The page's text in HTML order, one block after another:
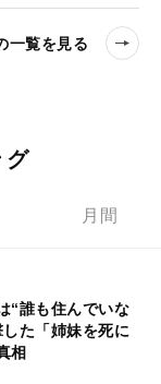
一覧を見る
グ
月間
“誰も住んでいな
た「姉妹を死に
相